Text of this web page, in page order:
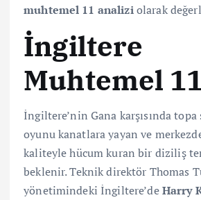
muhtemel 11 analiziolarak
İngiltere
Muhtemel
İngiltere’nin Gana karşısında
oyunu kanatlara yayan ve
kaliteyle hücum kuran bir diziliş
beklenir. Teknik direktör Thomas
yönetimindeki İngiltere’deHarry